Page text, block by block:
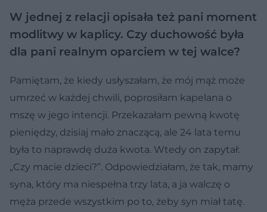
W jednej z relacji opisała też pani moment
modlitwy w kaplicy. Czy duchowość była
dla pani realnym oparciem w tej walce?
Pamiętam, że kiedy usłyszałam, że mój mąż może
umrzeć w każdej chwili, poprosiłam kapelana o
mszę w jego intencji. Przekazałam pewną kwotę
pieniędzy, dzisiaj mało znaczącą, ale 24 lata temu
była to naprawdę duża kwota. Wtedy on zapytał:
„Czy macie dzieci?”. Odpowiedziałam, że tak, mamy
syna, który ma niespełna trzy lata, a ja walczę o
męża przede wszystkim po to, żeby syn miał tatę.